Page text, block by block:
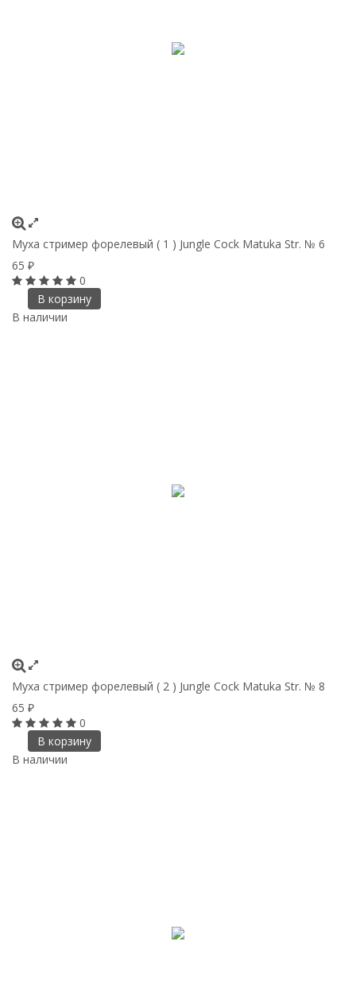
Муха стример форелевый ( 1 ) Jungle Cock Matuka Str. № 6
65 ₽
0
В корзину
В наличии
Муха стример форелевый ( 2 ) Jungle Cock Matuka Str. № 8
65 ₽
0
В корзину
В наличии